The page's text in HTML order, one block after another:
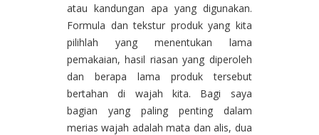
atau kandungan apa yang digunakan.
Formula dan tekstur produk yang kita
pilihlah yang menentukan lama
pemakaian, hasil riasan yang diperoleh
dan berapa lama produk tersebut
bertahan di wajah kita. Bagi saya
bagian yang paling penting dalam
merias wajah adalah mata dan alis, dua